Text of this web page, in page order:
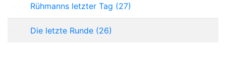
Rühmanns letzter Tag (27)
Die letzte Runde (26)